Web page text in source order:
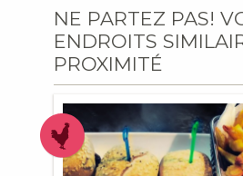
NE PARTEZ PAS!
ENDROITS
PROXIMITÉ